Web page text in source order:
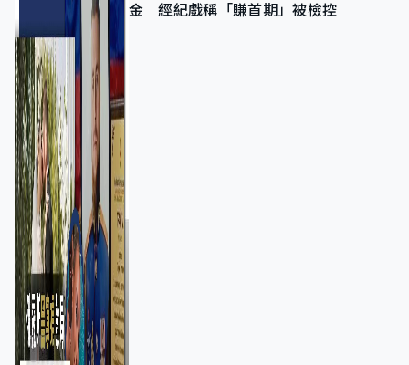
金 經紀戲稱「賺首期」被檢控